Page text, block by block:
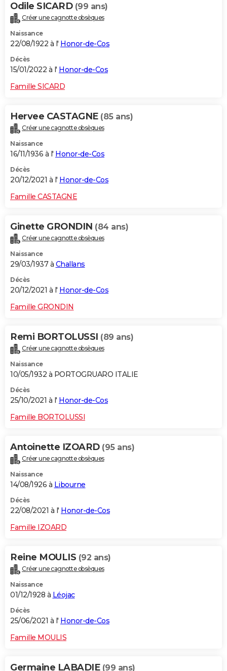
Odile SICARD (99 ans)
Créer une cagnotte obsèques
Naissance
22/08/1922 à l' Honor-de-Cos
Décès
15/01/2022 à l' Honor-de-Cos
Famille SICARD
Hervee CASTAGNE (85 ans)
Créer une cagnotte obsèques
Naissance
16/11/1936 à l' Honor-de-Cos
Décès
20/12/2021 à l' Honor-de-Cos
Famille CASTAGNE
Ginette GRONDIN (84 ans)
Créer une cagnotte obsèques
Naissance
29/03/1937 à Challans
Décès
20/12/2021 à l' Honor-de-Cos
Famille GRONDIN
Remi BORTOLUSSI (89 ans)
Créer une cagnotte obsèques
Naissance
10/05/1932 à PORTOGRUARO ITALIE
Décès
25/10/2021 à l' Honor-de-Cos
Famille BORTOLUSSI
Antoinette IZOARD (95 ans)
Créer une cagnotte obsèques
Naissance
14/08/1926 à Libourne
Décès
22/08/2021 à l' Honor-de-Cos
Famille IZOARD
Reine MOULIS (92 ans)
Créer une cagnotte obsèques
Naissance
01/12/1928 à Léojac
Décès
25/06/2021 à l' Honor-de-Cos
Famille MOULIS
Germaine LABADIE (99 ans)